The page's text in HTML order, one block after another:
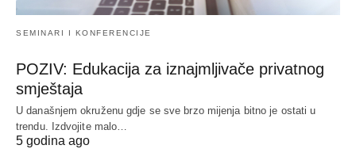
SEMINARI I KONFERENCIJE
POZIV: Edukacija za iznajmljivače privatnog
smještaja
U današnjem okruženu gdje se sve brzo mijenja bitno je ostati u
trendu. Izdvojite malo…
5 godina ago